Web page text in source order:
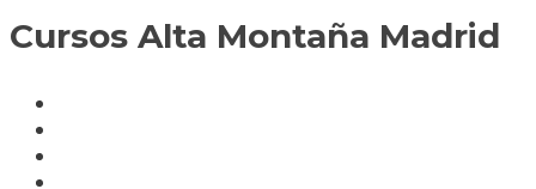
Cursos Alta Montaña Madrid